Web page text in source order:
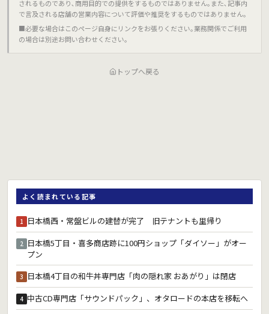
されるものであり､商用目的での提供をするものではありません｡また､記事内
で言及される店舗の営業内容について評価や推奨をするものではありません｡
■必要な場合はこのページ自身にリンクをお張りください｡業務関係でご利用
の場合は別途お問い合わせください｡
トップへ戻る
よく読まれている記事
1 日本橋西・常盤ビルの建替が完了 旧テナントも里帰り
2 日本橋5丁目・喜多商店跡に100円ショップ「ダイソー」がオー
プン
3 日本橋4丁目の和牛丼専門店「肉の隠れ家 おあがり」は閉店
4 中古CD専門店「サウンドパック」、オタロードの本店を移転へ